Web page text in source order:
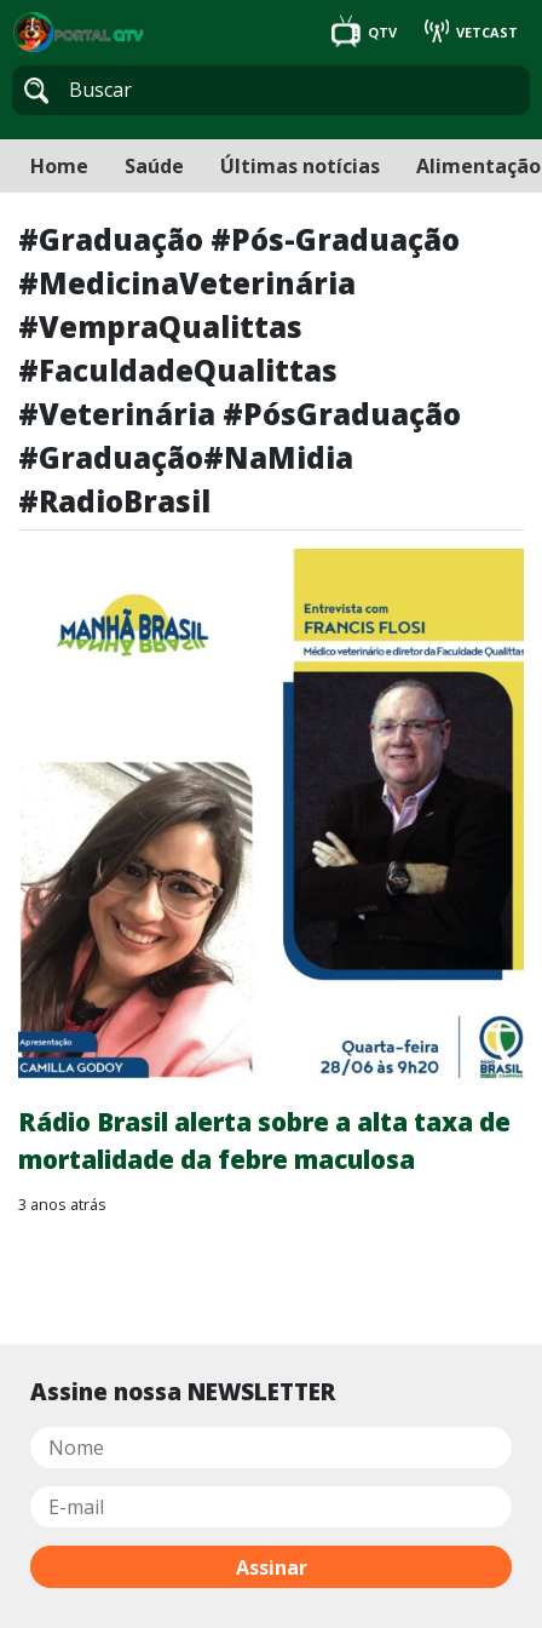
QTV VETCAST
Home Saúde Últimas notícias Alimentação
#Graduação #Pós-Graduação
#MedicinaVeterinária
#VempraQualittas
#FaculdadeQualittas
#Veterinária #PósGraduação
#Graduação#NaMidia
#RadioBrasil
Rádio Brasil alerta sobre a alta taxa de
mortalidade da febre maculosa
3 anos atrás
Assine nossa NEWSLETTER